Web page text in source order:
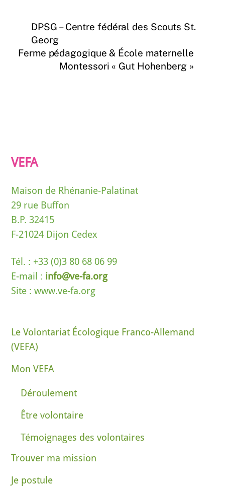
DPSG – Centre fédéral des Scouts St.
Georg
Ferme pédagogique & École maternelle
Montessori « Gut Hohenberg »
VEFA
Maison de Rhénanie-Palatinat
29 rue Buffon
B.P. 32415
F-21024 Dijon Cedex
Tél. : +33 (0)3 80 68 06 99
E-mail : info@ve-fa.org
Site : www.ve-fa.org
Le Volontariat Écologique Franco-Allemand
(VEFA)
Mon VEFA
Déroulement
Être volontaire
Témoignages des volontaires
Trouver ma mission
Je postule